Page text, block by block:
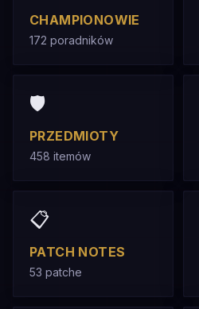
CHAMPIONOWIE
172 poradników
🛡️
PRZEDMIOTY
458 itemów
📋
PATCH NOTES
53 patche